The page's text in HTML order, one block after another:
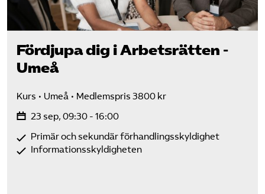
Fördjupa dig i Arbetsrätten -
Umeå
Kurs Umeå
Medlemspris 3800 kr
23 sep, 09:30 - 16:00
Primär och sekundär förhandlingsskyldighet
Informationsskyldigheten